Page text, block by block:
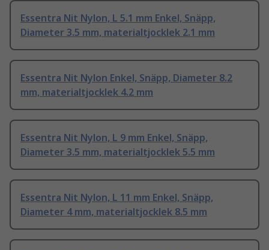
Essentra Nit Nylon, L 5.1 mm Enkel, Snäpp,
Diameter 3.5 mm, materialtjocklek 2.1 mm
Essentra Nit Nylon Enkel, Snäpp, Diameter 8.2
mm, materialtjocklek 4.2 mm
Essentra Nit Nylon, L 9 mm Enkel, Snäpp,
Diameter 3.5 mm, materialtjocklek 5.5 mm
Essentra Nit Nylon, L 11 mm Enkel, Snäpp,
Diameter 4 mm, materialtjocklek 8.5 mm